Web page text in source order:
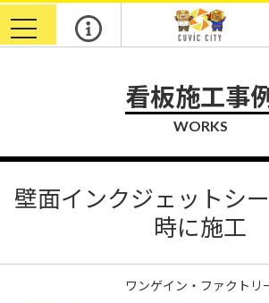
toggle
navigation
看板施工事例
WORKS
壁面インクジェットシ
時に施工
ワンゲイン・ファクトリ